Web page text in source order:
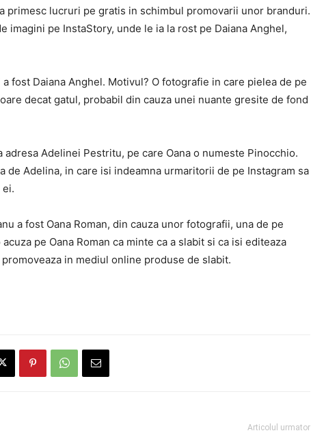
primesc lucruri pe gratis in schimbul promovarii unor branduri.
imagini pe InstaStory, unde le ia la rost pe Daiana Anghel,
fost Daiana Anghel. Motivul? O fotografie in care pielea de pe
decat gatul, probabil din cauza unei nuante gresite de fond
Adelinei Pestritu, pe care Oana o numeste Pinocchio.
de Adelina, in care isi indeamna urmaritorii de pe Instagram sa
ei.
a fost Oana Roman, din cauza unor fotografii, una de pe
pe Oana Roman ca minte ca a slabit si ca isi editeaza
in mediul online produse de slabit.
Articolul urmator